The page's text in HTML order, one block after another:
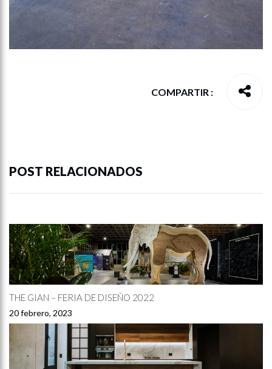
COMPARTIR :
POST RELACIONADOS
THE GIAN – FERIA DE DISEÑO 2022
20 febrero, 2023